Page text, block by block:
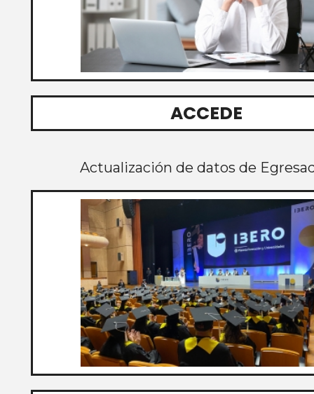
ACCEDE
Actualización de datos de